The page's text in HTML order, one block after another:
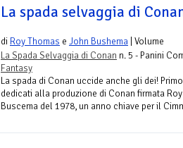
La spada selvaggia di
di Roy Thomas e John Bushema | Volume
La Spada Selvaggia di Conan n. 5 - Panini
Fantasy
La spada di Conan uccide anche gli dei!
dedicati alla produzione di Conan firmata
Buscema del 1978, un anno chiave per il